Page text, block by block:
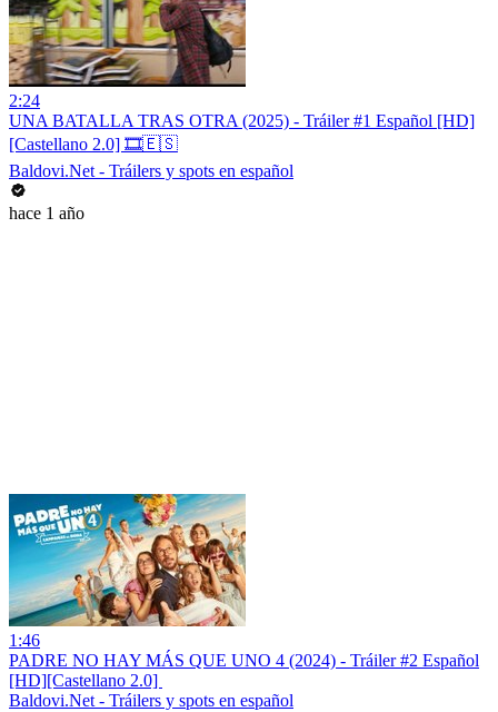
2:24
UNA BATALLA TRAS OTRA (2025) - Tráiler #1 Español [HD]
[Castellano 2.0] 🎞️🇪🇸
Baldovi.Net - Tráilers y spots en español
hace 1 año
1:46
PADRE NO HAY MÁS QUE UNO 4 (2024) - Tráiler #2 Español
[HD][Castellano 2.0] ️
Baldovi.Net - Tráilers y spots en español